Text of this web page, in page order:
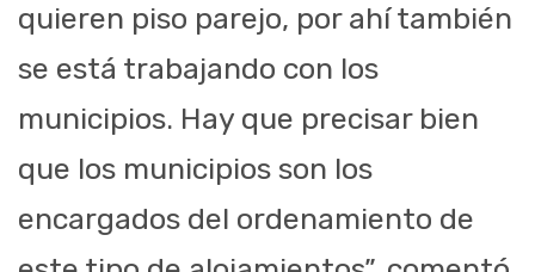
quieren piso parejo, por ahí también
se está trabajando con los
municipios. Hay que precisar bien
que los municipios son los
encargados del ordenamiento de